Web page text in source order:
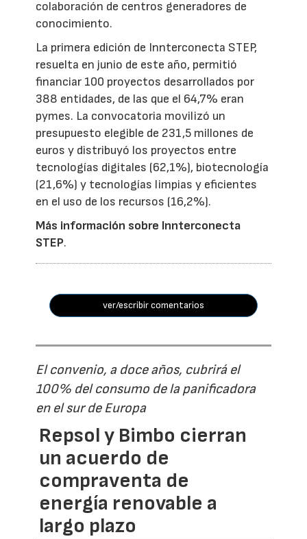
colaboración de centros generadores de
conocimiento.
La primera edición de Innterconecta STEP,
resuelta en junio de este año, permitió
financiar 100 proyectos desarrollados por
388 entidades, de las que el 64,7% eran
pymes. La convocatoria movilizó un
presupuesto elegible de 231,5 millones de
euros y distribuyó los proyectos entre
tecnologías digitales (62,1%), biotecnología
(21,6%) y tecnologías limpias y eficientes
en el uso de los recursos (16,2%).
Más información sobre Innterconecta
STEP.
ver/escribir comentarios
El convenio, a doce años, cubrirá el
100% del consumo de la panificadora
en el sur de Europa
Repsol y Bimbo cierran
un acuerdo de
compraventa de
energía renovable a
largo plazo